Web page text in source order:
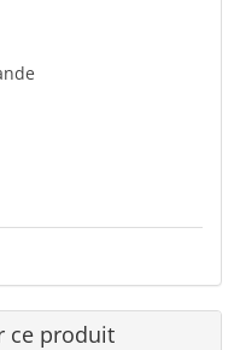
ce produit